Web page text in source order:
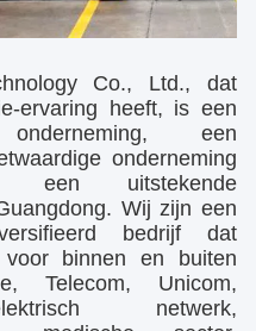
Co., Ltd., dat
ervaring heeft, is een
een
onderneming
uitstekende
Wij zijn een
bedrijf dat
voor binnen en buiten
Telecom, Unicom,
netwerk,